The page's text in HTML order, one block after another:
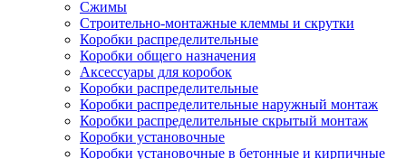
Сжимы
Строительно-монтажные клеммы и скрутки
Коробки распределительные
Коробки общего назначения
Аксессуары для коробок
Коробки распределительные
Коробки распределительные наружный монтаж
Коробки распределительные скрытый монтаж
Коробки установочные
Коробки установочные в бетонные и кирпичные